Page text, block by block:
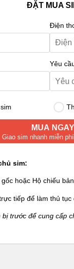
ĐẶT MUA
Điện
Yêu
MUA NGAY
Giao sim nhanh miễn
sim:
hoặc Hộ chiếu
tiếp để làm thủ tục
trước để cung cấp